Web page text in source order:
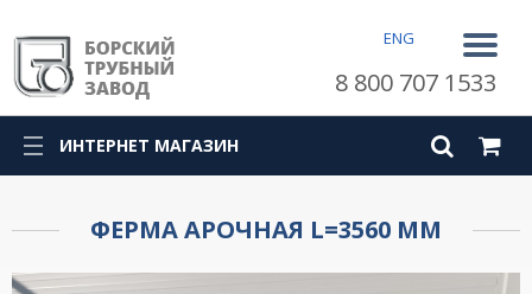
ENG
8 800 707 1533
ИНТЕРНЕТ МАГАЗИН
ФЕРМА АРОЧНАЯ L=3560 ММ